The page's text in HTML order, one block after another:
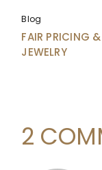
Blog
FAIR PRICING &
JEWELRY
2